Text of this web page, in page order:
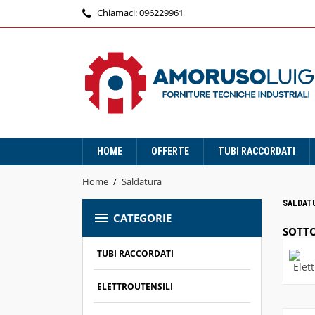
Chiamaci:096229961
HOME OFFERTE TUBI RACCORDATI
Home Saldatura
 CATEGORIE
TUBI RACCORDATI
ELETTROUTENSILI